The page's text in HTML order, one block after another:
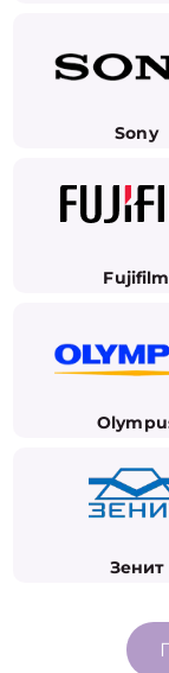
Sony
Fujifilm
Зенит